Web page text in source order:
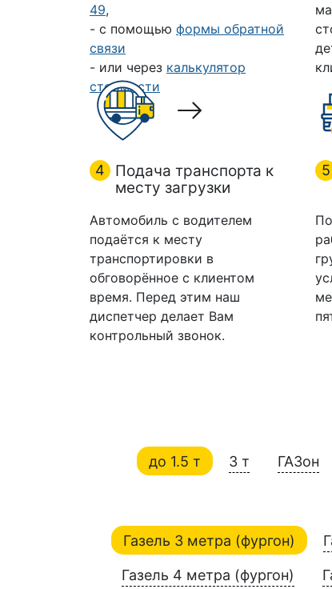
49,
- с помощью формы обратной
связи
- или через калькулятор
стоимости
4
Подача транспорта к
месту загрузки
Автомобиль с водителем
подаётся к месту
транспортировки в
обговорённое с клиентом
время. Перед этим наш
диспетчер делает Вам
контрольный звонок.
5
до 1.5 т 3 т ГАЗон
Газель 3 метра (фургон)
Газель 4 метра (фургон)